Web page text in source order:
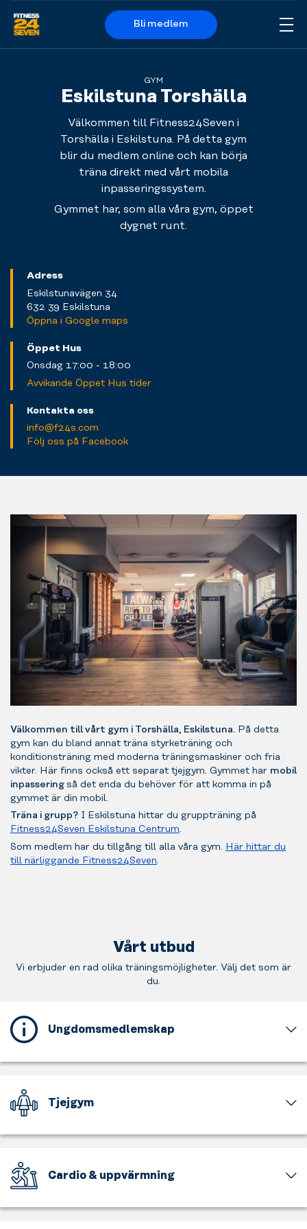
Logo
Bli medlem
GYM
Eskilstuna Torshälla
Välkommen till Fitness24Seven i
Torshälla i Eskilstuna. På detta gym
blir du medlem online och kan börja
träna direkt med vårt mobila
inpasseringssystem.
Gymmet har, som alla våra gym, öppet
dygnet runt.
Adress
Eskilstunavägen 34
632 39 Eskilstuna
Öppna i Google maps
Öppet Hus
Onsdag 17:00 - 18:00
Avvikande Öppet Hus tider
Kontakta oss
info@f24s.com
Följ oss på Facebook
Välkommen till vårt gym i Torshälla, Eskilstuna. På detta
gym kan du bland annat träna styrketräning och
konditionsträning med moderna träningsmaskiner och fria
vikter. Här finns också ett separat tjejgym. Gymmet har mobil
inpassering så det enda du behöver för att komma in på
gymmet är din mobil.
Träna i grupp? I Eskilstuna hittar du gruppträning på
Fitness24Seven Eskilstuna Centrum.
Som medlem har du tillgång till alla våra gym. Här hittar du
till närliggande Fitness24Seven.
Vårt utbud
Vi erbjuder en rad olika träningsmöjligheter. Välj det som är
du.
Ungdomsmedlemskap
gym
ett
ungdomsmedlemskap
dig
är
mellan
15
och
Tjejgym
del
gymmet
är
tjejer
Cardio & uppvärmning
upp